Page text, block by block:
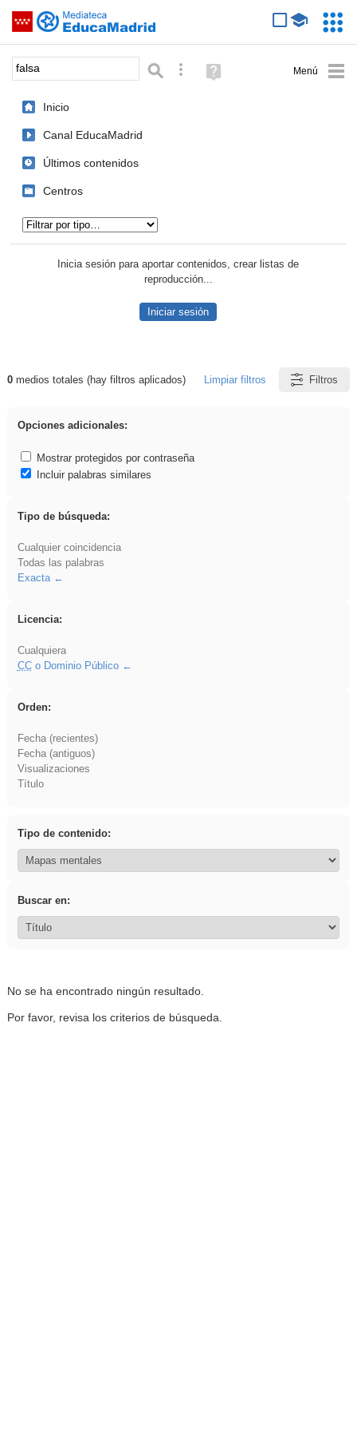
Saltar navegación
Palabra o frase: Búsqueda avanzada
Ayuda
(en
Inicio
Canal EducaMadrid
Últimos contenidos
Centros
Inicia sesión para aportar contenidos, crear listas de
reproducción...
Iniciar sesión
Resultados de: falsa
0medios totales (hay filtros aplicados) Limpiar filtros Filtros
Opciones adicionales:
Mostrar protegidos por contraseña
Incluir palabras similares
Tipo de búsqueda:
Cualquier coincidencia
Todas las palabras
Exacta
Licencia:
Cualquiera
CCo Dominio Público
Orden:
Fecha (recientes)
Fecha (antiguos)
Visualizaciones
Título
Tipo de contenido:
Buscar en:
No se ha encontrado ningún resultado.
Por favor, revisa los criterios de búsqueda.